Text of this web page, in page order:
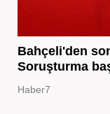
Bahçeli'den
Soruşturma
Haber7